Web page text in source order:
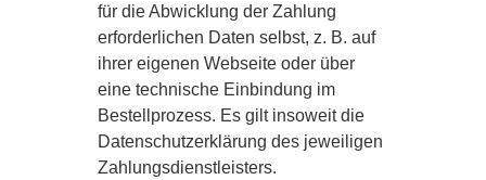
für die Abwicklung der Zahlung
erforderlichen Daten selbst, z. B. auf
ihrer eigenen Webseite oder über
eine technische Einbindung im
Bestellprozess. Es gilt insoweit die
Datenschutzerklärung des jeweiligen
Zahlungsdienstleisters.